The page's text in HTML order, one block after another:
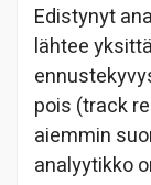
Edistynyt
lähtee
pois (track
aiemmin
analyytikko